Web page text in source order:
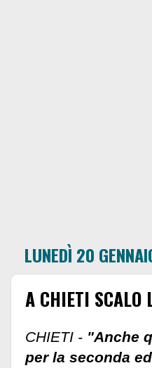
LUNEDÌ 20
A CHIETI SCALO
CHIETI - "Anche
per la seconda